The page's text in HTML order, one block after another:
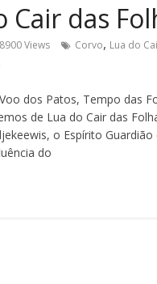
Cair das
8900 Views Corvo, Lua do
dos Patos, Tempo das
de Lua do Cair das
o Espírito
do